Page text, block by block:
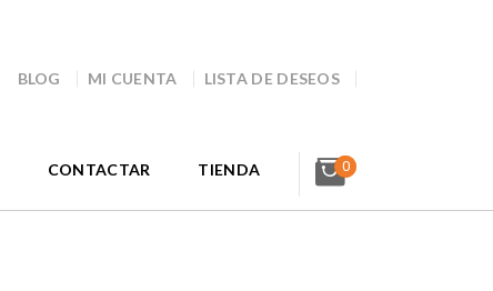
BLOG MI CUENTA LISTA DE DESEOS
CONTACTAR TIENDA 0